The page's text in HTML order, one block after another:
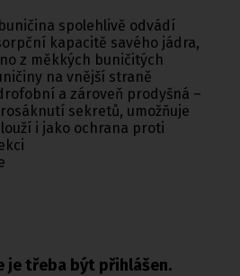
spolehlivě odvádí
kapacitě savého jádra,
z měkkých buničitých
na vnější straně
a zároveň prodyšná –
sekretů, umožňuje
i jako ochrana proti
je třeba být přihlášen.